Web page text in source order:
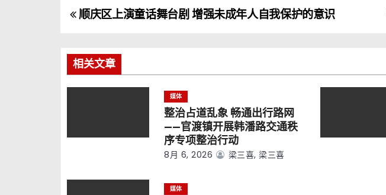
文
导
航
顺庆区上演童话舞台剧 增强未成年人自我保护的意识
相关文章
媒体
整治占道乱象 畅通出行路网
——官渡镇开展韩潘路交通秩
序专项整治行动
8月 6, 2026 梁三喜, 梁三喜
媒体